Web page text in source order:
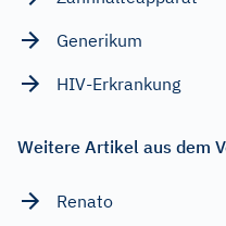
Generikum
HIV-Erkrankung
Weitere Artikel aus dem
Renato